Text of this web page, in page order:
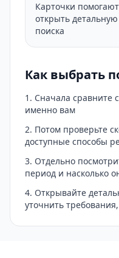
Карточки
открыть
поиска
Как выбрать
Сначала сравните
именно вам
Потом проверьте
доступные способы
Отдельно
период и насколько
Открывайте
уточнить